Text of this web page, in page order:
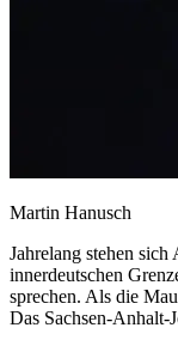
Martin Hanusch
Jahrelang stehen
innerdeutschen
sprechen. Als die
Das Sachsen-Anhalt-